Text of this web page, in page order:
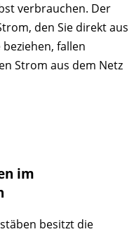
verbrauchen. Der
den Sie direkt aus
fallen
Strom aus dem Netz
im
besitzt die